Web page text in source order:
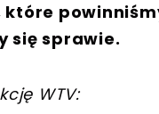
które
się sprawie.
WTV: